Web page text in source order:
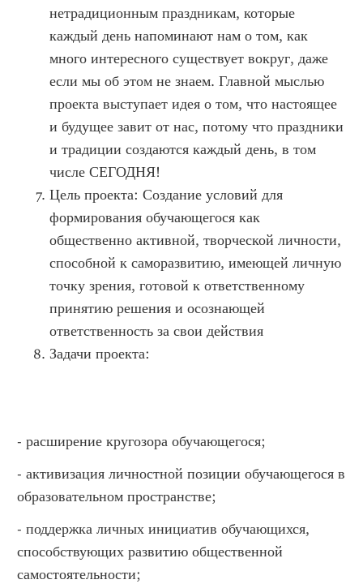
нетрадиционным праздникам, которые
каждый день напоминают нам о том, как
много интересного существует вокруг, даже
если мы об этом не знаем. Главной мыслью
проекта выступает идея о том, что настоящее
и будущее завит от нас, потому что праздники
и традиции создаются каждый день, в том
числе СЕГОДНЯ!
Цель проекта: Создание условий для
формирования обучающегося как
общественно активной, творческой личности,
способной к саморазвитию, имеющей личную
точку зрения, готовой к ответственному
принятию решения и осознающей
ответственность за свои действия
Задачи проекта:
- расширение кругозора обучающегося;
- активизация личностной позиции обучающегося в
образовательном пространстве;
- поддержка личных инициатив обучающихся,
способствующих развитию общественной
самостоятельности;